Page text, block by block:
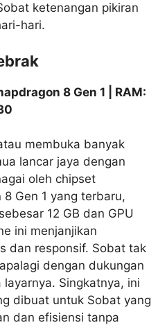
ketenangan pikiran
hari.
8 Gen 1 | RAM:
membuka banyak
lancar jaya dengan
oleh chipset
Gen 1 yang terbaru,
12 GB dan GPU
ini menjanjikan
dan responsif. Sobat tak
dengan dukungan
Singkatnya, ini
dibuat untuk Sobat yang
dan efisiensi tanpa